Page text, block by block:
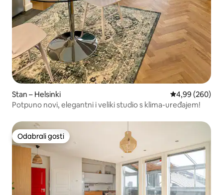
Stan – Helsinki Prosječna
4,99 (260)
Potpuno novi, elegantni i veliki studio s klima-uređajem!
Odabrali gosti
Odabrali gosti